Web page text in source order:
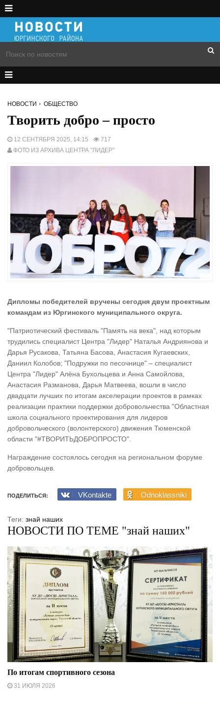
НОВОСТИ ОБЩЕСТВО
Творить добро – просто
12 СЕНТЯБРЯ 2025, 14:15
717
ФОТО ИЗ АРХИВА ЦЕНТРА "ЛИДЕР"
Дипломы победителей вручены сегодня двум проектным
командам из Юргинского муниципального округа.
"Патриотический фестиваль "Память на века", над которым
трудились специалист Центра "Лидер" Наталья Андриянова и
Дарья Русакова, Татьяна Басова, Анастасия Кугаевских,
Даниил Колобов; "Подружки по песочнице" – специалист
Центра "Лидер" Алёна Бухольцева и Анна Самойлова,
Анастасия Разманова, Дарья Матвеева, вошли в число
двадцати лучших по итогам акселерации проектов в рамках
реализации практики поддержки добровольчества "Областная
школа социального проектирования для лидеров
добровольческого (волонтерского) движения Тюменской
области "#ТВОРИТЬДОБРОПРОСТО".
Награждение состоялось сегодня на региональном форуме
добровольцев.
ПОДЕЛИТЬСЯ: VKontakte Odnoklassniki
Теги: знай наших
НОВОСТИ ПО ТЕМЕ "знай наших"
По итогам спортивного сезона
31 ИЮЛЯ 2026